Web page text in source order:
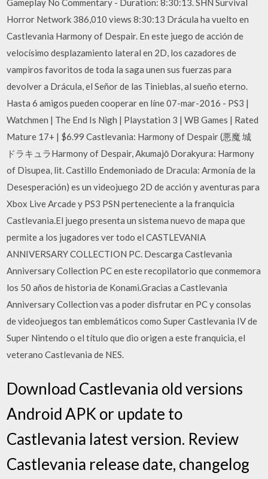
Horror Network 386,010 views 8:30:13 Drácula ha vuelto en
Castlevania Harmony of Despair. En este juego de acción de
velocísimo desplazamiento lateral en 2D, los cazadores de
vampiros favoritos de toda la saga unen sus fuerzas para
devolver a Drácula, el Señor de las Tinieblas, al sueño eterno.
Hasta 6 amigos pueden cooperar en líne 07-mar-2016 - PS3 |
Watchmen | The End Is Nigh | Playstation 3 | WB Games | Rated
Mature 17+ | $6.99 Castlevania: Harmony of Despair (悪魔 城
ドラキュラHarmony of Despair, Akumajō Dorakyura: Harmony
of Disupea, lit. Castillo Endemoniado de Dracula: Armonía de la
Desesperación) es un videojuego 2D de acción y aventuras para
Xbox Live Arcade y PS3 PSN perteneciente a la franquicia
Castlevania.El juego presenta un sistema nuevo de mapa que
permite a los jugadores ver todo el CASTLEVANIA
ANNIVERSARY COLLECTION PC. Descarga Castlevania
Anniversary Collection PC en este recopilatorio que conmemora
los 50 años de historia de Konami.Gracias a Castlevania
Anniversary Collection vas a poder disfrutar en PC y consolas
de videojuegos tan emblemáticos como Super Castlevania IV de
Super Nintendo o el título que dio origen a este franquicia, el
veterano Castlevania de NES.
Download Castlevania old versions
Android APK or update to
Castlevania latest version. Review
Castlevania release date, changelog